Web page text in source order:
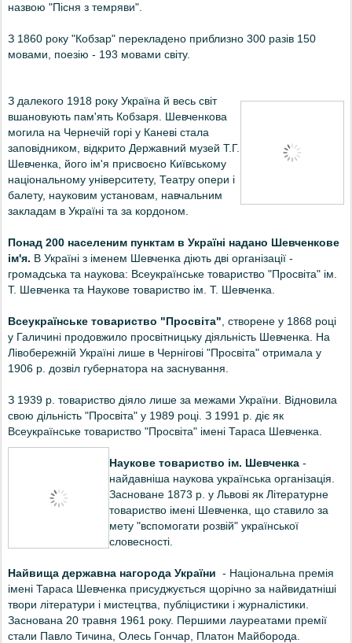
назвою "Пісня з темряви".
З 1860 року "Кобзар" перекладено приблизно 300 разів 150
мовами, поезію - 193 мовами світу.
З далекого 1918 року Україна й весь світ
вшановують пам'ять Кобзаря. Шевченкова
могила на Чернечій горі у Каневі стала
заповідником, відкрито Державний музей Т.Г.
Шевченка, його ім'я присвоєно Київському
національному університету, Театру опери і
балету, науковим установам, навчальним
закладам в Україні та за кордоном.
Понад 200 населеним пунктам в Україні надано Шевченкове
ім'я. В Україні з іменем Шевченка діють дві організації -
громадська та наукова: Всеукраїнське товариство "Просвіта" ім.
Т. Шевченка та Наукове товариство ім. Т. Шевченка.
Всеукраїнське товариство "Просвіта" , створене у 1868 році
у Галичині продовжило просвітницьку діяльність Шевченка. На
Лівобережній Україні лише в Чернігові "Просвіта" отримала у
1906 р. дозвіл губернатора на заснування.
З 1939 р. товариство діяло лише за межами України. Відновила
свою дільність "Просвіта" у 1989 році. З 1991 р. діє як
Всеукраїнське товариство "Просвіта" імені Тараса Шевченка.
Наукове товариство ім. Шевченка -
найдавніша наукова українська організація.
Засноване 1873 р. у Львові як Літературне
товариство імені Шевченка, що ставило за
мету "вспомогати розвій" української
словесності.
Найвища державна нагорода України - Національна премія
імені Тараса Шевченка присуджується щорічно за найвидатніші
твори літератури і мистецтва, публіцистики і журналістики.
Заснована 20 травня 1961 року. Першими лауреатами премії
стали Павло Тичина, Олесь Гончар, Платон Майборода.